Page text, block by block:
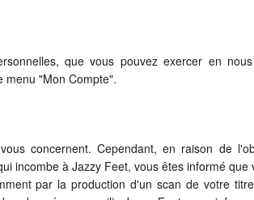
que vous pouvez exercer en
menu "Mon Compte".
concernent. Cependant, en raison de
incombe à Jazzy Feet, vous êtes informé
par la production d'un scan de votre